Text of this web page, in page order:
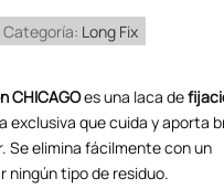
Categoría: Long Fix
CHICAGOes una laca de
exclusiva que cuida y aporta
Se elimina fácilmente con un
ningún tipo de residuo.